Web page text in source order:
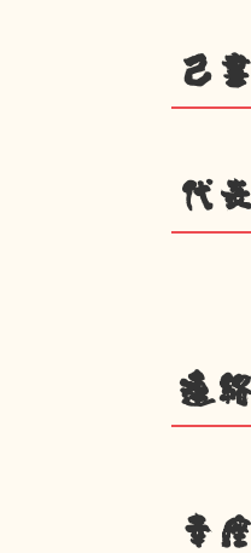
己
代
連
幸